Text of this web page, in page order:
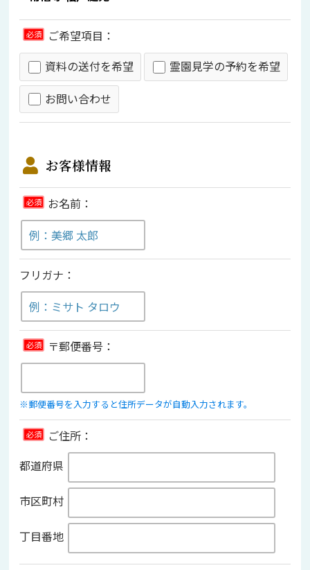
必須
ご希望項目：
資料の送付を希望
霊園見学の予約を希望
お問い合わせ
お客様情報
必須 お名前：
フリガナ：
必須 〒郵便番号：
※郵便番号を入力すると住所データが自動入力されます。
必須
ご住所：
都道府県
市区町村
丁目番地